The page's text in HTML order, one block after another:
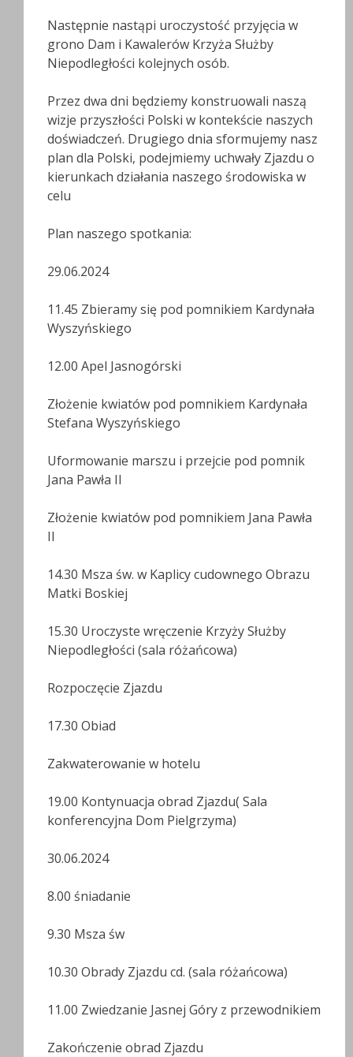
Następnie nastąpi uroczystość przyjęcia w
grono Dam i Kawalerów Krzyża Służby
Niepodległości kolejnych osób.
Przez dwa dni będziemy konstruowali naszą
wizje przyszłości Polski w kontekście naszych
doświadczeń. Drugiego dnia sformujemy nasz
plan dla Polski, podejmiemy uchwały Zjazdu o
kierunkach działania naszego środowiska w
celu
Plan naszego spotkania:
29.06.2024
11.45 Zbieramy się pod pomnikiem Kardynała
Wyszyńskiego
12.00 Apel Jasnogórski
Złożenie kwiatów pod pomnikiem Kardynała
Stefana Wyszyńskiego
Uformowanie marszu i przejcie pod pomnik
Jana Pawła II
Złożenie kwiatów pod pomnikiem Jana Pawła
II
14.30 Msza św. w Kaplicy cudownego Obrazu
Matki Boskiej
15.30 Uroczyste wręczenie Krzyży Służby
Niepodległości (sala różańcowa)
Rozpoczęcie Zjazdu
17.30 Obiad
Zakwaterowanie w hotelu
19.00 Kontynuacja obrad Zjazdu( Sala
konferencyjna Dom Pielgrzyma)
30.06.2024
8.00 śniadanie
9.30 Msza św
10.30 Obrady Zjazdu cd. (sala różańcowa)
11.00 Zwiedzanie Jasnej Góry z przewodnikiem
Zakończenie obrad Zjazdu